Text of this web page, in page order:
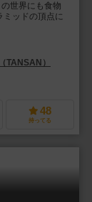
世界にも食物
ミッドの頂点に
TANSAN）
48
持ってる